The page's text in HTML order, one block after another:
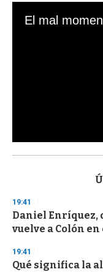
s
d
s
o
f
3
s
19:41
Daniel Enríquez,
vuelve a Colón
19:41
Qué significa la